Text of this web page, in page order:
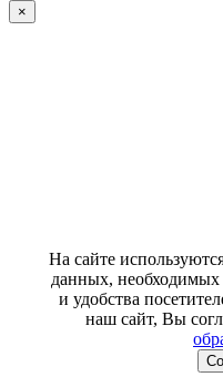
×
На сайте
данных, необходимых
и удобства
наш сайт, Вы